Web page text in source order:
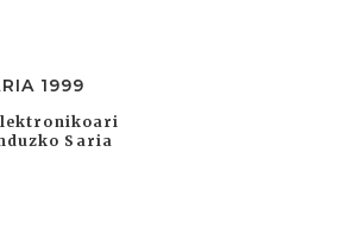
1999
Saria